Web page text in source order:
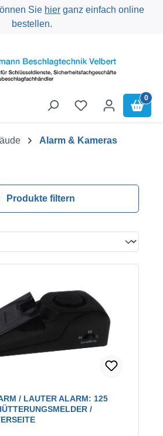
Sie hier ganz einfach online
bestellen.
0
Alarm & Kameras
Produkte filtern
/ LAUTER ALARM: 125
/